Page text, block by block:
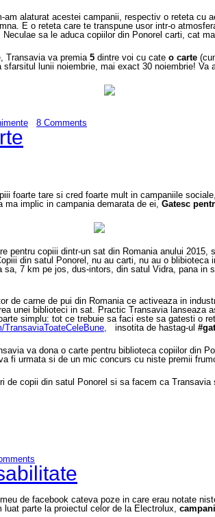
alaturat acestei campanii, respectiv o reteta cu
E o reteta care te transpune usor intr-o
sa le aduca copiilor din Ponorel carti, cat
Transavia va premia5 dintre voi cu cate o carte
sfarsitul lunii noiembrie, mai exact 30 noiembrie! Va
8 Comments
foarte tare si cred foarte mult in campaniile
implic in campania demarata de ei, Gatesc
pentru copiii dintr-un sat din Romania anului
din satul Ponorel, nu au carti, nu au o
sa, 7 km pe jos, dus-intors, din satul Vidra, pana
de carne de pui din Romania ce activeaza in
unei biblioteci in sat. Practic Transavia
simplu: tot ce trebuie sa faci este sa gatesti o
insotita de hastag-ul
va dona o carte pentru biblioteca copiilor din
fi urmata si de un mic concurs cu niste premii
de copii din satul Ponorel si sa facem ca
de facebook cateva poze in care erau notate
parte la proiectul celor de la Electrolux,